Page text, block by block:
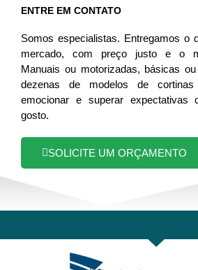
ENTRE EM CONTATO
Somos especialistas. Entregamos o
mercado, com preço justo e o
Manuais ou motorizadas, básicas
dezenas de modelos de
emocionar e superar expectativas
gosto.
SOLICITE UM ORÇAMENTO